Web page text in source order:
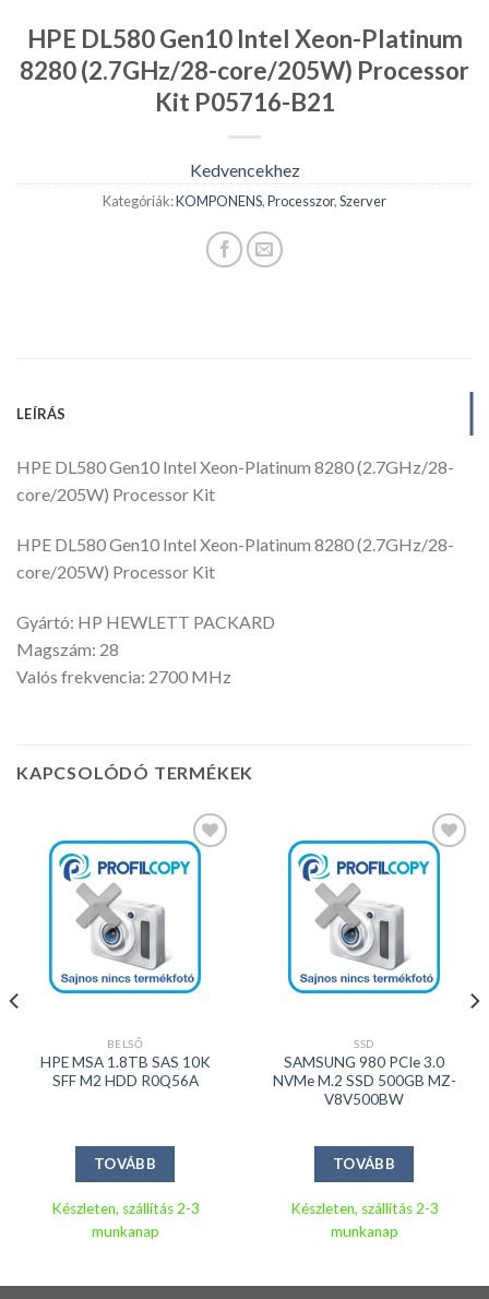
HPE DL580 Gen10 Intel Xeon-Platinum
8280 (2.7GHz/28-core/205W) Processor
Kit P05716-B21
Kedvencekhez
Kategóriák:KOMPONENS,Processzor,Szerver
LEÍRÁS
HPE DL580 Gen10 Intel Xeon-Platinum 8280 (2.7GHz/28-
core/205W) Processor Kit
HPE DL580 Gen10 Intel Xeon-Platinum 8280 (2.7GHz/28-
core/205W) Processor Kit
Gyártó: HP HEWLETT PACKARD
Magszám: 28
Valós frekvencia: 2700 MHz
KAPCSOLÓDÓ TERMÉKEK
Kedvencekhez
BELSŐ
HPE MSA 1.8TB SAS 10K
SFF M2 HDD R0Q56A
TOVÁBB
Készleten, szállítás 2-3
munkanap
Kedvencekhez
SSD
SAMSUNG 980 PCIe 3.0
NVMe M.2 SSD 500GB MZ-
V8V500BW
TOVÁBB
Készleten, szállítás 2-3
munkanap